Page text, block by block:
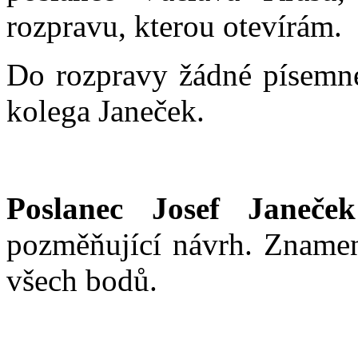
rozpravu, kterou otevírám.
Do rozpravy žádné
kolega Janeček.
Poslanec Josef
pozměňující návrh.
všech bodů.